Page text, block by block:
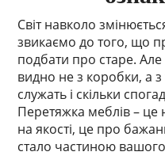
Світ навколо
звикаємо до того, що
подбати про старе.
видно не з коробки, а
служать і скільки
Перетяжка меблів –
на якості, це про
стало частиною